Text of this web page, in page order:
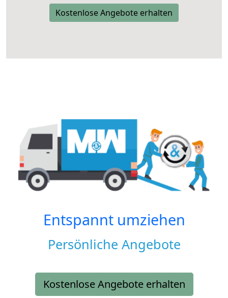
Kostenlose Angebote erhalten
Entspannt umziehen
Persönliche Angebote
Kostenlose Angebote erhalten